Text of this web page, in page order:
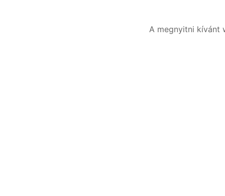
A megnyitni kívánt